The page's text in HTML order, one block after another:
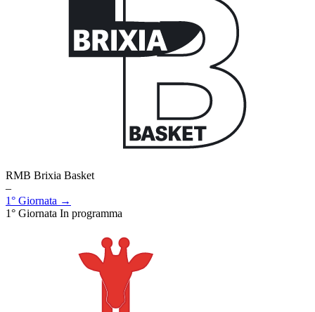
RMB Brixia Basket
–
1° Giornata →
1° Giornata In programma